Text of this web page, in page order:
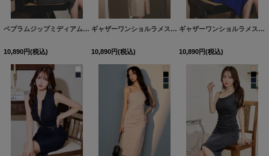
ペプラムジップミディアムタイトセットアップドレス/キャバドレス【S-Lサイズ/2カラー】[OF03]【IM】dzqozFV
10,890円(税込)
ギャザーワンショルラメストレッチミディアムドレス/キャバドレス【S-Mサイズ/2カラー】[OF03]【YN】dzwFV
10,890円(税込)
ギャザーワンショルラメストレッチミディアムドレス/キャバドレス【S-Mサイズ/2カラー】[OF03]【YN】dzwFV
10,890円(税込)